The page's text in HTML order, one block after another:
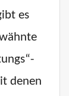
es
denen